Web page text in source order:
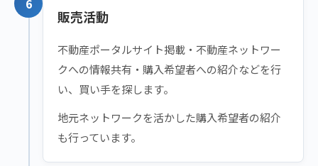
6
販売活動
不動産ポータルサイト掲載・不動産ネットワー
クへの情報共有・購入希望者への紹介などを行
い、買い手を探します。
地元ネットワークを活かした購入希望者の紹介
も行っています。